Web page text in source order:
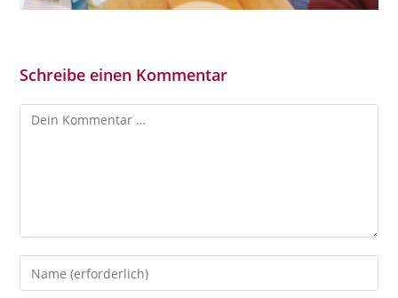
Schreibe einen Kommentar
Kommentar
Gib
deinen